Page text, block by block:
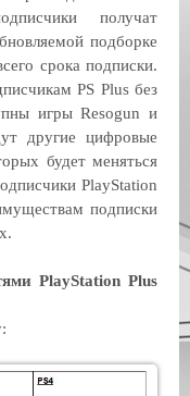
получат
подборке
срока подписки.
PS Plus без
игры Resogun и
другие цифровые
будет меняться
PlayStation
подписки
PlayStation Plus